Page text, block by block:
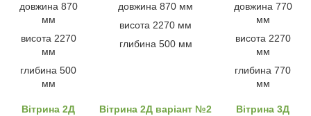
довжина 870
мм
висота 2270
мм
глибина 500
мм
довжина 870 мм
висота 2270 мм
глибина 500 мм
довжина 770
мм
висота 2270
мм
глибина 770
мм
Вітрина 2Д
Вітрина 2Д варіант №2
Вітрина 3Д